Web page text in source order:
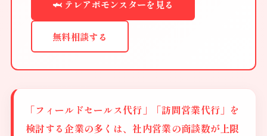
🦈 テレアポモンスターを見る
無料相談する
「フィールドセールス代行」「訪問営業代行」を
検討する企業の多くは、社内営業の商談数が上限